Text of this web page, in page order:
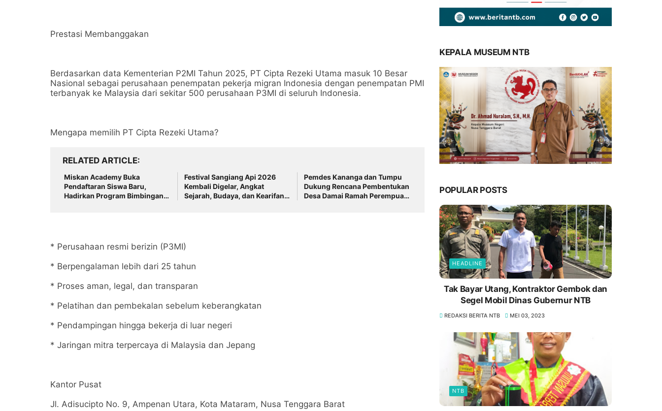
Prestasi Membanggakan
Berdasarkan data Kementerian P2MI Tahun 2025, PT Cipta Rezeki Utama masuk 10 Besar
Nasional sebagai perusahaan penempatan pekerja migran Indonesia dengan penempatan PMI
terbanyak ke Malaysia dari sekitar 500 perusahaan P3MI di seluruh Indonesia.
Mengapa memilih PT Cipta Rezeki Utama?
RELATED ARTICLE
Miskan Academy Buka
Pendaftaran Siswa Baru,
Hadirkan Program Bimbingan
Festival Sangiang Api 2026
Kembali Digelar, Angkat
Sejarah, Budaya, dan Kearifan
Pemdes Kananga dan Tumpu
Dukung Rencana Pembentukan
Desa Damai Ramah Perempuan
* Perusahaan resmi berizin (P3MI)
* Berpengalaman lebih dari 25 tahun
* Proses aman, legal, dan transparan
* Pelatihan dan pembekalan sebelum keberangkatan
* Pendampingan hingga bekerja di luar negeri
* Jaringan mitra terpercaya di Malaysia dan Jepang
Kantor Pusat
Jl. Adisucipto No. 9, Ampenan Utara, Kota Mataram, Nusa Tenggara Barat
KEPALA MUSEUM NTB
POPULAR POSTS
HEADLINE
Tak Bayar Utang, Kontraktor Gembok dan
Segel Mobil Dinas Gubernur NTB
REDAKSI BERITA NTB MEI 03, 2023
NTB